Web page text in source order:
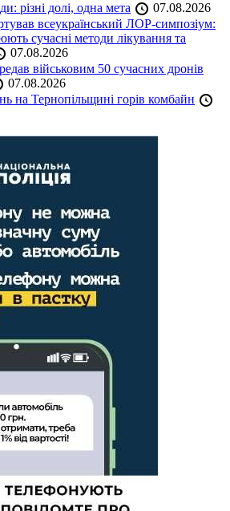
різні долі, одна мета
07.08.2026
всеукраїнський ЛОР-симпозіум:
сучасні методи лікування та
07.08.2026
військовим 50 сучасних дронів
07.08.2026
на Тернопільщині горів комбайн